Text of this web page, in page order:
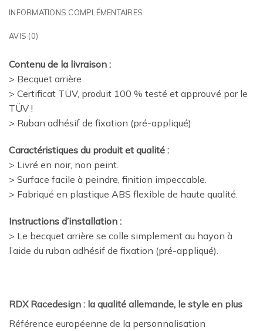
INFORMATIONS COMPLÉMENTAIRES
AVIS (0)
Contenu de la livraison :
> Becquet arrière
> Certificat TÜV, produit 100 % testé et approuvé par le
TÜV !
> Ruban adhésif de fixation (pré-appliqué)
Caractéristiques du produit et qualité :
> Livré en noir, non peint.
> Surface facile à peindre, finition impeccable.
> Fabriqué en plastique ABS flexible de haute qualité.
Instructions d’installation :
> Le becquet arrière se colle simplement au hayon à
l’aide du ruban adhésif de fixation (pré-appliqué).
RDX Racedesign : la qualité allemande, le style en plus
Référence européenne de la personnalisation